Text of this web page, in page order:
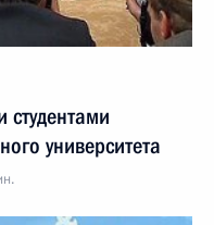
студентами
университета